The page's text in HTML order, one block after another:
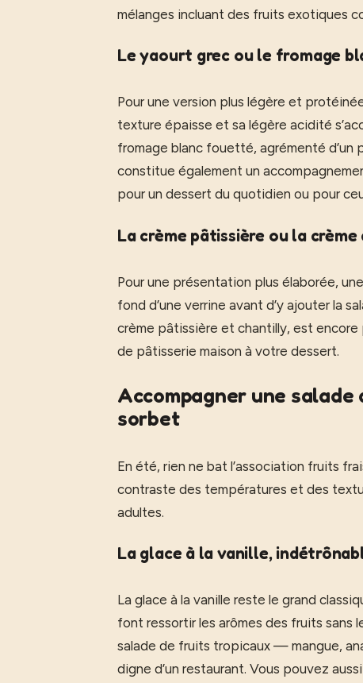
mélanges incluant des fruits exotiques
Le yaourt grec ou le fromage
Pour une version plus légère et
texture épaisse et sa légère acidité
fromage blanc fouetté, agrémenté d’un
constitue également un
pour un dessert du quotidien ou pour
La crème pâtissière ou la
Pour une présentation plus élaborée,
fond d’une verrine avant d’y ajouter la
crème pâtissière et chantilly, est
de pâtisserie maison à votre dessert.
Accompagner une
sorbet
En été, rien ne bat l’association fruits
contraste des températures et des
adultes.
La glace à la vanille,
La glace à la vanille reste le grand
font ressortir les arômes des fruits sans
salade de fruits tropicaux — mangue,
digne d’un restaurant. Vous pouvez